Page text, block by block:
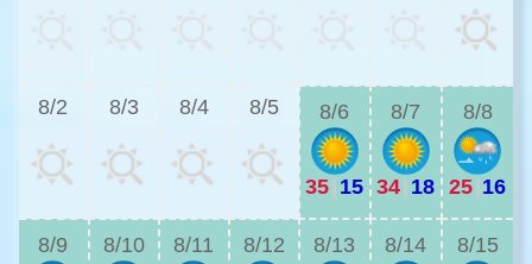
8/2 8/3 8/4 8/5 8/6
35| 15
8/7
34| 18
8/8
25|16
8/9 8/10 8/11 8/12 8/13 8/14 8/15